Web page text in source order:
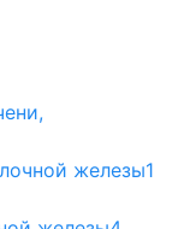
железы1